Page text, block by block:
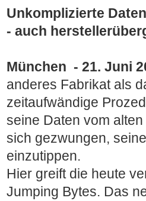
Unkomplizierte
- auch
München - 21. Juni
anderes Fabrikat als
zeitaufwändige
seine Daten vom
sich gezwungen,
einzutippen.
Hier greift die heute
Jumping Bytes. Das